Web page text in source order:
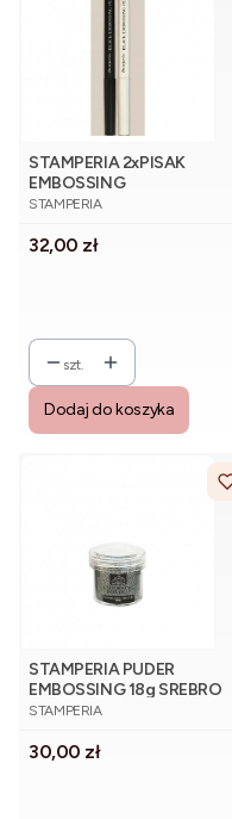
STAMPERIA 2xPISAK
EMBOSSING
PRZEZROCZYSTY+CZARN
PRODUCENT
STAMPERIA
Cena
32,00 zł
szt.
Dodaj do koszyka
STAMPERIA PUDER
EMBOSSING 18g SREBRO
PRODUCENT
STAMPERIA
Cena
30,00 zł